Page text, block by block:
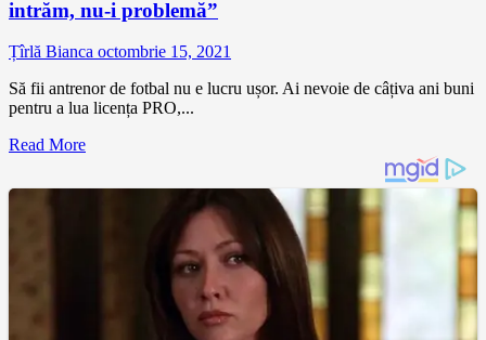
intrăm, nu-i problemă”
Țîrlă Bianca octombrie 15, 2021
Să fii antrenor de fotbal nu e lucru ușor. Ai nevoie de câțiva ani buni
pentru a lua licența PRO,...
Read More